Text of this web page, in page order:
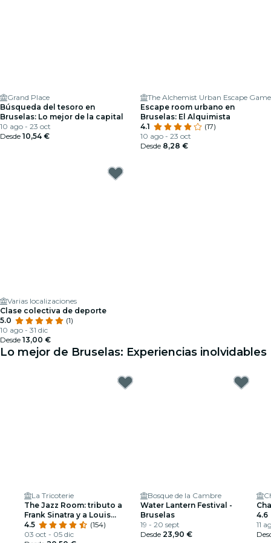
Grand Place
Búsqueda del tesoro en
Bruselas: Lo mejor de la capital
10 ago - 23 oct
Desde 10,54 €
The Alchemist Urban Escape Game
Escape room urbano en
Bruselas: El Alquimista
4.1
(17)
10 ago - 23 oct
Desde 8,28 €
Varias localizaciones
Clase colectiva de deporte
5.0
(1)
10 ago - 31 dic
Desde 13,00 €
Lo mejor de Bruselas: Experiencias inolvidables
La Tricoterie
The Jazz Room: tributo a
Frank Sinatra y a Louis
Armstrong
4.5
(154)
03 oct - 05 dic
Bosque de la Cambre
Water Lantern Festival -
Bruselas
19 - 20 sept
Desde 23,90 €
4.6
11